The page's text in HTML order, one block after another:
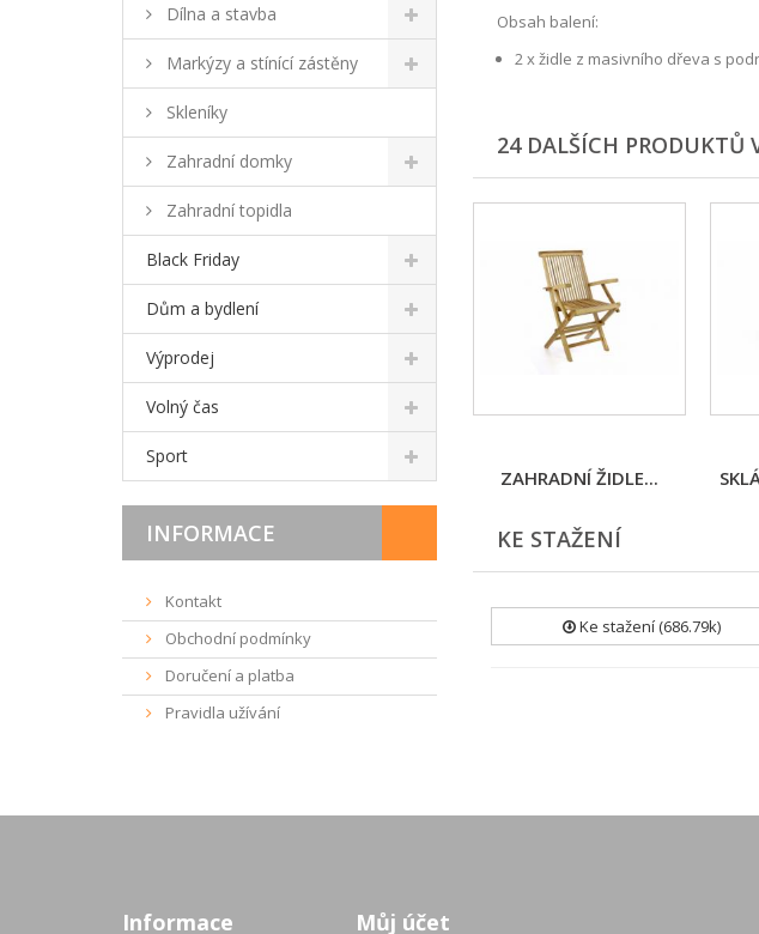
Dílna a stavba
Markýzy a stínící zástěny
Skleníky
Zahradní domky
Zahradní topidla
Black Friday
Dům a bydlení
Výprodej
Volný čas
Sport
INFORMACE
Kontakt
Obchodní podmínky
Doručení a platba
Pravidla užívání
Obsah balení:
2 x židle z masivního dřeva s
24 DALŠÍCH PRODUKTŮ
ZAHRADNÍ ŽIDLE...
KE STAŽENÍ
Ke stažení (686.79k)
Informace Můj účet